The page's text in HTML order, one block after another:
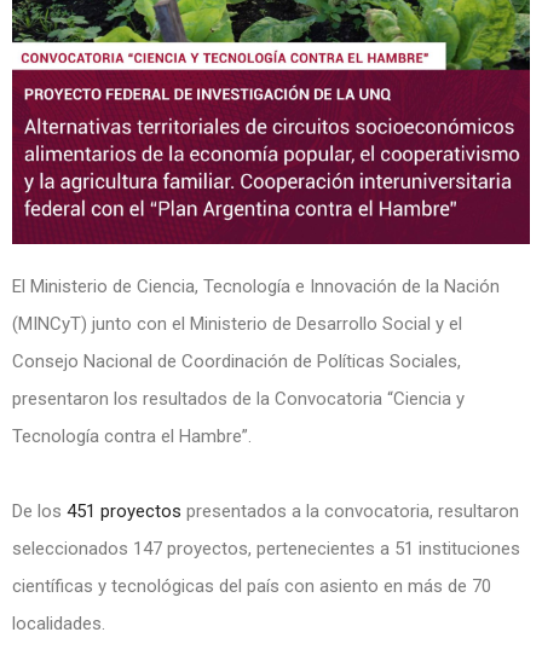
El Ministerio de Ciencia, Tecnología e Innovación de la Nación
(MINCyT) junto con el Ministerio de Desarrollo Social y el
Consejo Nacional de Coordinación de Políticas Sociales,
presentaron los resultados de la Convocatoria “Ciencia y
Tecnología contra el Hambre”.
De los 451 proyectos presentados a la convocatoria, resultaron
seleccionados 147 proyectos, pertenecientes a 51 instituciones
científicas y tecnológicas del país con asiento en más de 70
localidades.